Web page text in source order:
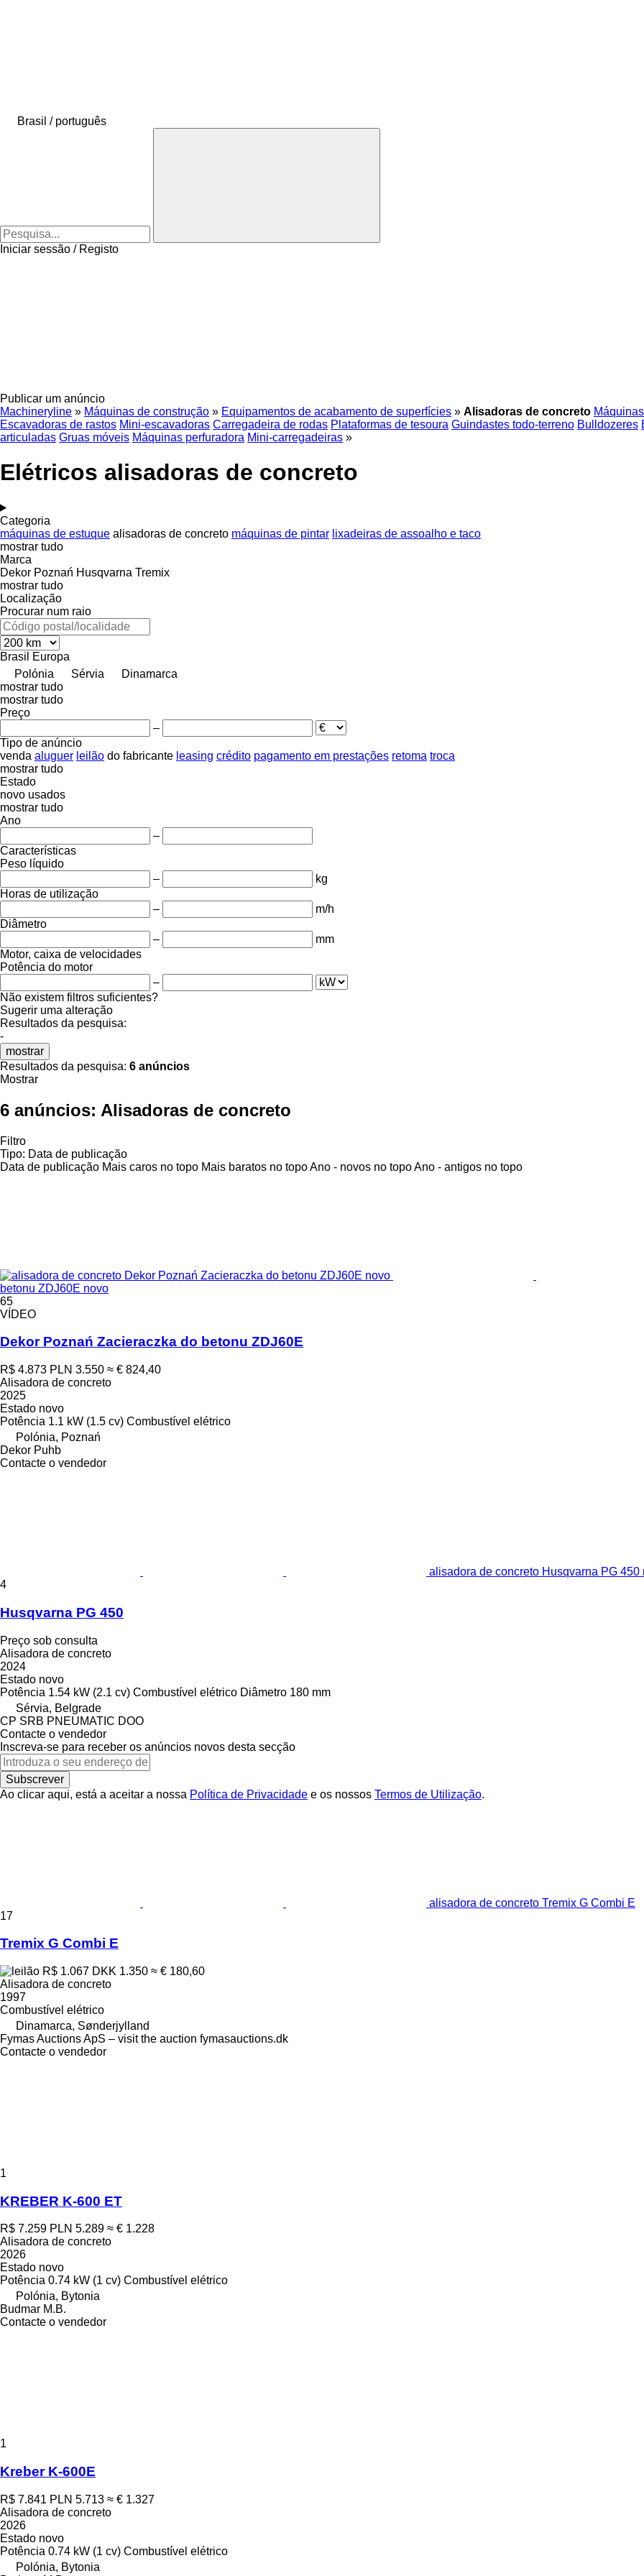
Brasil / português
Iniciar sessão / Registo
Publicar um anúncio
Machineryline » Máquinas de construção » Equipamentos de acabamento de superfícies » Alisadoras de concreto
Escavadoras de rastos Mini-escavadoras Carregadeira de rodas Plataformas de tesoura Guindastes todo-terreno Bulldozeres
articuladas Gruas móveis Máquinas perfuradora Mini-carregadeiras »
Elétricos alisadoras de concreto
Categoria
máquinas de estuque alisadoras de concreto máquinas de pintar lixadeiras de assoalho e taco
mostrar tudo
Marca
Dekor Poznań Husqvarna Tremix
mostrar tudo
Localização
Procurar num raio
Brasil
Europa
Polónia
Sérvia
Dinamarca
mostrar tudo
mostrar tudo
Preço
–
Tipo de anúncio
venda aluguer leilão do fabricante leasing crédito pagamento em prestações retoma troca
mostrar tudo
Estado
novo usados
mostrar tudo
Ano
–
Características
Peso líquido
–
kg
Horas de utilização
–
m/h
Diâmetro
–
mm
Motor, caixa de velocidades
Potência do motor
–
Não existem filtros suficientes?
Sugerir uma alteração
Resultados da pesquisa:
-
mostrar
Resultados da pesquisa: 6 anúncios
Mostrar
6 anúncios: Alisadoras de concreto
Filtro
Tipo: Data de publicação
Data de publicação Mais caros no topo Mais baratos no topoAno - novos no topoAno - antigos no topo
betonu ZDJ60E novo
65
VÍDEO
Dekor Poznań Zacieraczka do betonu ZDJ60E
R$ 4.873 PLN 3.550 ≈ € 824,40
Alisadora de concreto
2025
Estado novo
Potência 1.1 kW (1.5 cv) Combustível elétrico
Polónia, Poznań
Dekor Puhb
Contacte o vendedor
alisadora de concreto Husqvarna PG 450
4
Husqvarna PG 450
Preço sob consulta
Alisadora de concreto
2024
Estado novo
Potência 1.54 kW (2.1 cv) Combustível elétrico Diâmetro 180 mm
Sérvia, Belgrade
CP SRB PNEUMATIC DOO
Contacte o vendedor
Inscreva-se para receber os anúncios novos desta secção
Subscrever
Ao clicar aqui, está a aceitar a nossa Política de Privacidade e os nossos Termos de Utilização.
alisadora de concreto Tremix G Combi E
17
Tremix G Combi E
R$ 1.067 DKK 1.350 ≈ € 180,60
Alisadora de concreto
1997
Combustível elétrico
Dinamarca, Sønderjylland
Fymas Auctions ApS – visit the auction fymasauctions.dk
Contacte o vendedor
1
KREBER K-600 ET
R$ 7.259 PLN 5.289 ≈ € 1.228
Alisadora de concreto
2026
Estado novo
Potência 0.74 kW (1 cv) Combustível elétrico
Polónia, Bytonia
Budmar M.B.
Contacte o vendedor
1
Kreber K-600E
R$ 7.841 PLN 5.713 ≈ € 1.327
Alisadora de concreto
2026
Estado novo
Potência 0.74 kW (1 cv) Combustível elétrico
Polónia, Bytonia